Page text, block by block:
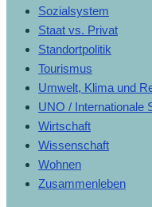
Sozialsystem
Staat vs. Privat
Standortpolitik
Tourismus
Umwelt, Klima und
UNO / Internationale
Wirtschaft
Wissenschaft
Wohnen
Zusammenleben